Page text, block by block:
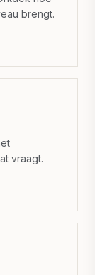
brengt.
vraagt.